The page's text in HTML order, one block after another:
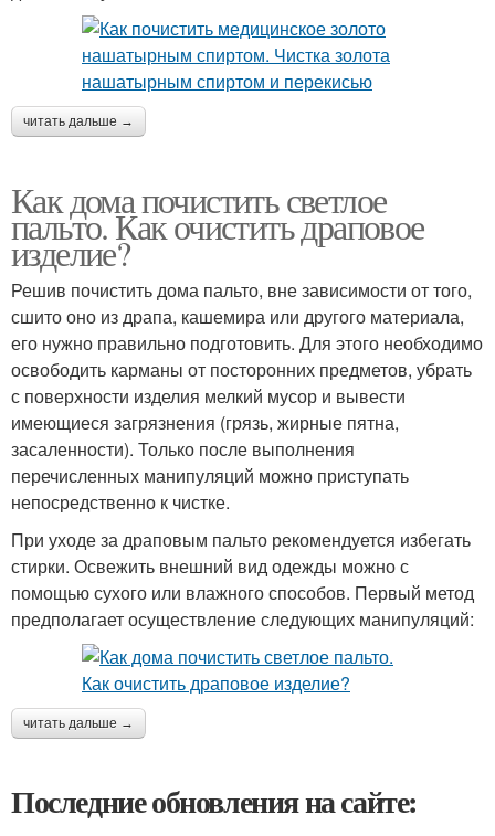
читать дальше →
Как дома почистить светлое
пальто. Как очистить драповое
изделие?
Решив почистить дома пальто, вне зависимости от того,
сшито оно из драпа, кашемира или другого материала,
его нужно правильно подготовить. Для этого необходимо
освободить карманы от посторонних предметов, убрать
с поверхности изделия мелкий мусор и вывести
имеющиеся загрязнения (грязь, жирные пятна,
засаленности). Только после выполнения
перечисленных манипуляций можно приступать
непосредственно к чистке.
При уходе за драповым пальто рекомендуется избегать
стирки. Освежить внешний вид одежды можно с
помощью сухого или влажного способов. Первый метод
предполагает осуществление следующих манипуляций:
читать дальше →
Последние обновления на сайте: